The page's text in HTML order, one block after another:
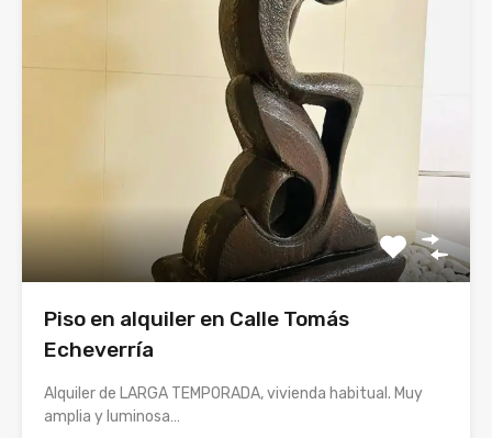
Piso en alquiler en Calle Tomás
Echeverría
Alquiler de LARGA TEMPORADA, vivienda habitual. Muy
amplia y luminosa…